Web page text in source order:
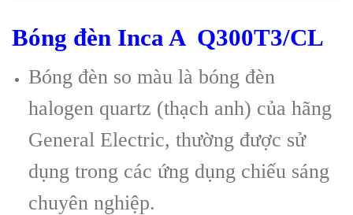
Bóng đèn Inca A Q300T3/CL
Bóng đèn so màu là bóng đèn
halogen quartz (thạch anh) của hãng
General Electric, thường được sử
dụng trong các ứng dụng chiếu sáng
chuyên nghiệp.